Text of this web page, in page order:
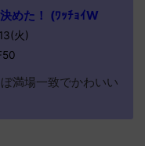
めた！ (ﾜｯﾁｮｲW
火)
満場一致でかわいい